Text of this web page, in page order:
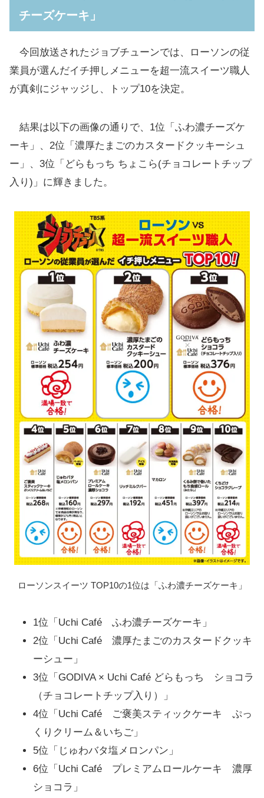
賢章さんがボイスレポートを実施
チーズケーキ」
今回放送されたジョブチューンでは、ローソンの従
業員が選んだイチ押しメニューを超一流スイーツ職人
が真剣にジャッジし、トップ10を決定。
結果は以下の画像の通りで、1位「ふわ濃チーズケ
ーキ」、2位「濃厚たまごのカスタードクッキーシュ
ー」、3位「どらもっち ちょこら(チョコレートチップ
入り)」に輝きました。
ローソンスイーツ TOP10の1位は「ふわ濃チーズケーキ」
1位「Uchi Café ふわ濃チーズケーキ」
2位「Uchi Café 濃厚たまごのカスタードクッキ
ーシュー」
3位「GODIVA × Uchi Café どらもっち ショコラ
（チョコレートチップ入り）」
4位「Uchi Café ご褒美スティックケーキ ぷっ
くりクリーム＆いちご」
5位「じゅわバタ塩メロンパン」
6位「Uchi Café プレミアムロールケーキ 濃厚
ショコラ」